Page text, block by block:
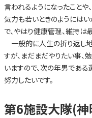
言われるようになったこと
気力も若いときのようには
で、やはり健康管理、維持は
一般的に人生の折り返し
すが、まだまだやりたい事
いますので、次の年男であ
努力したいです。
第6施設大隊(